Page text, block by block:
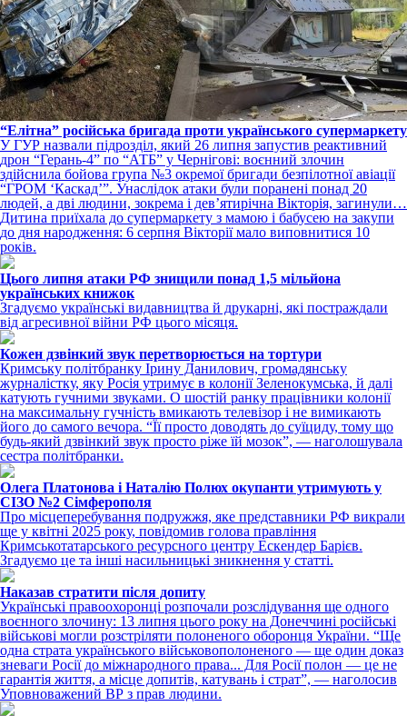
“Елітна” російська бригада проти українського супермаркету
У ГУР назвали підрозділ, який 26 липня запустив реактивний
дрон “Герань-4” по “АТБ” у Чернігові: воєнний злочин
здійснила бойова група №3 окремої бригади безпілотної авіації
“ГРОМ ‘Каскад’”. Унаслідок атаки були поранені понад 20
людей, а дві людини, зокрема і дев’ятирічна Вікторія, загинули…
Дитина приїхала до супермаркету з мамою і бабусею на закупи
до дня народження: 6 серпня Вікторії мало виповнитися 10
років.
Цього липня атаки РФ знищили понад 1,5 мільйона
українських книжок
Згадуємо українські видавництва й друкарні, які постраждали
від агресивної війни РФ цього місяця.
Кожен дзвінкий звук перетворюється на тортури
Кримську політбранку Ірину Данилович, громадянську
журналістку, яку Росія утримує в колонії Зеленокумська, й далі
катують гучними звуками. О шостій ранку працівники колонії
на максимальну гучність вмикають телевізор і не вимикають
його до самого вечора. “Її просто доводять до суїциду, тому що
будь-який дзвінкий звук просто ріже їй мозок”, — наголошувала
сестра політбранки.
Олега Платонова і Наталію Полюх окупанти утримують у
СІЗО №2 Сімферополя
Про місцеперебування подружжя, яке представники РФ викрали
ще у квітні 2025 року, повідомив голова правління
Кримськотатарського ресурсного центру Ескендер Барієв.
Згадуємо це та інші насильницькі зникнення у статті.
Наказав стратити після допиту
Українські правоохоронці розпочали розслідування ще одного
воєнного злочину: 13 липня цього року на Донеччині російські
військові могли розстріляти полоненого оборонця України. “Ще
одна страта українського військовополоненого — ще один доказ
зневаги Росії до міжнародного права... Для Росії полон — це не
гарантія життя, а місце допитів, катувань і страт”, — наголосив
Уповноважений ВР з прав людини.